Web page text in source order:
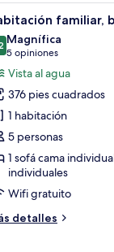
un cabecero de
una silla,
9 familiar,
de 10
Magnífica
5 opiniones
(5
opiniones)
Vista al agua
376 pies cuadrados
1 habitación
5 personas
1 sofá cama
individuales
Wifi gratuito
detalles